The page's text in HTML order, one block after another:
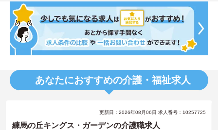
あなたにおすすめの介護・福祉求人
更新日：2026年08月06日 求人番号：10257725
練馬の丘キングス・ガーデンの介護職求人